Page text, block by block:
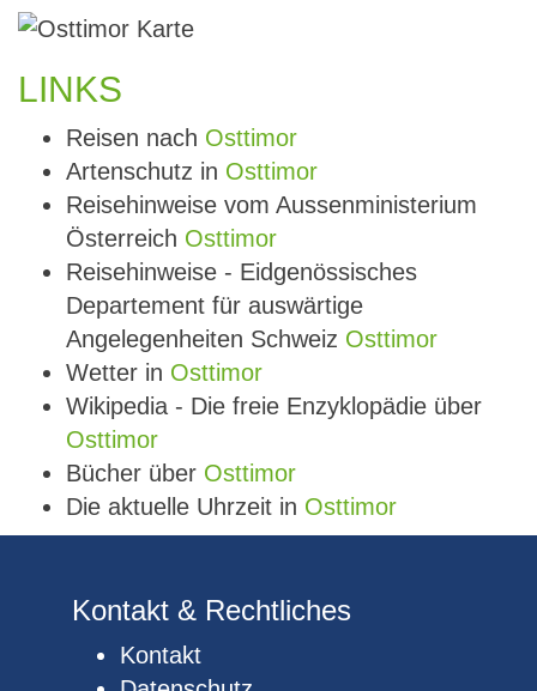
LINKS
Reisen nach Osttimor
Artenschutz in Osttimor
Reisehinweise vom Aussenministerium
Österreich Osttimor
Reisehinweise - Eidgenössisches
Departement für auswärtige
Angelegenheiten Schweiz Osttimor
Wetter in Osttimor
Wikipedia - Die freie Enzyklopädie über
Osttimor
Bücher über Osttimor
Die aktuelle Uhrzeit in Osttimor
Kontakt & Rechtliches
Kontakt